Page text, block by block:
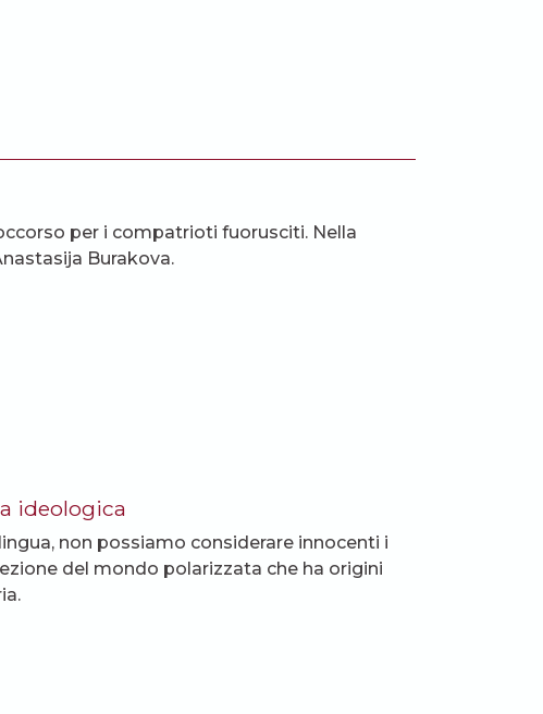
per i compatrioti fuorusciti. Nella
Burakova.
ideologica
non possiamo considerare innocenti i
del mondo polarizzata che ha origini